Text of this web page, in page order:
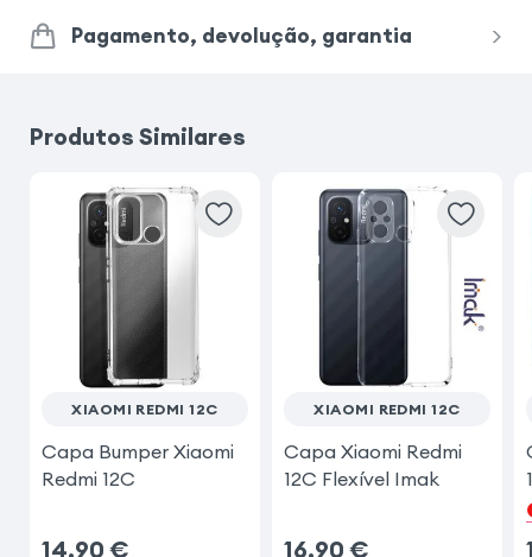
iPhone 17e Samsung Galaxy A37
iPhone 16 Xiaomi Redmi 15C
iPhone 17 Pro
Pagamento, devolução, garantia
Produtos Similares
XIAOMI REDMI 12C
Capa Bumper Xiaomi
Redmi 12C
14,90 €
XIAOMI REDMI 12C
Capa Xiaomi Redmi
12C Flexível Imak
16,90 €